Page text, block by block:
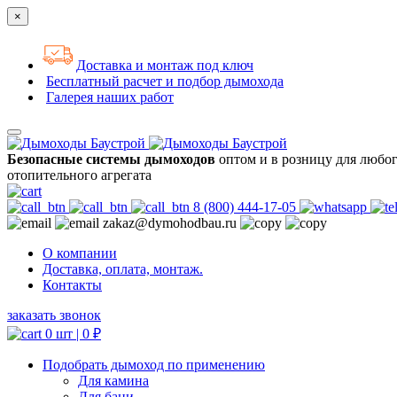
×
Доставка и монтаж под ключ
Бесплатный расчет и подбор дымохода
Галерея наших работ
Безопасные системы дымоходов оптом и в розницу для
отопительного агрегата
8 (800) 444-17-05
zakaz@dymohodbau.ru
О компании
Доставка, оплата, монтаж.
Контакты
заказать звонок
0 шт | 0 ₽
Подобрать дымоход по применению
Для камина